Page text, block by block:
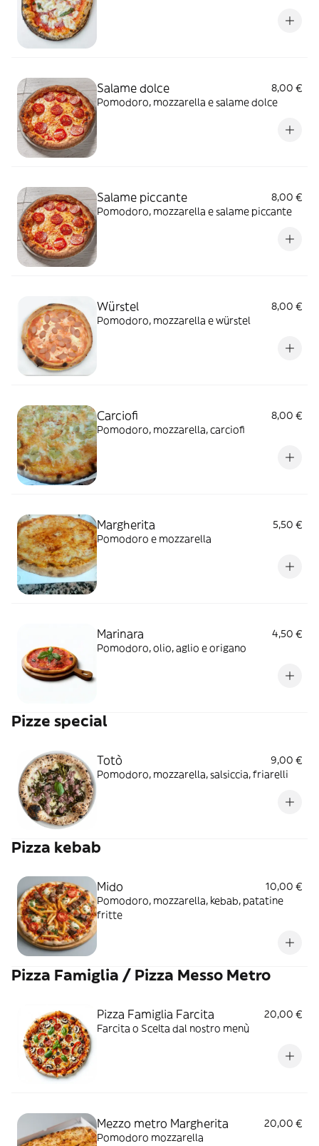
Salame dolce
8,00 €
Pomodoro, mozzarella e salame dolce
Salame piccante
8,00 €
Pomodoro, mozzarella e salame piccante
Würstel
8,00 €
Pomodoro, mozzarella e würstel
Carciofi
8,00 €
Pomodoro, mozzarella, carciofi
Margherita
5,50 €
Pomodoro e mozzarella
Marinara
4,50 €
Pomodoro, olio, aglio e origano
Pizze special
Totò
9,00 €
Pomodoro, mozzarella, salsiccia, friarelli
Pizza kebab
Mido
10,00 €
Pomodoro, mozzarella, kebab, patatine
fritte
Pizza Famiglia / Pizza Messo Metro
Pizza Famiglia Farcita
20,00 €
Farcita o Scelta dal nostro menù
Mezzo metro Margherita
20,00 €
Pomodoro mozzarella